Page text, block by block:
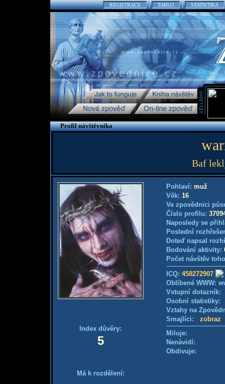
REGISTRACE TABLO STATISTIKA
Profil návštěvníka
Baf
Index důvěry:
5
Má k rozdělení:
Pohlaví: muž
Věk: 16
Ve zpovědnici
Číslo profilu:
Naposledy se
Poslední
Doteď napsal
Bodování aktivity:
Počet návštěv
ICQ: 458272907
Oblíbené WWW:
Vstupní
Osobní
Vztahy na
Smajlíci: zobraz
Miluje:
Nenávidí:
Obdivuje: